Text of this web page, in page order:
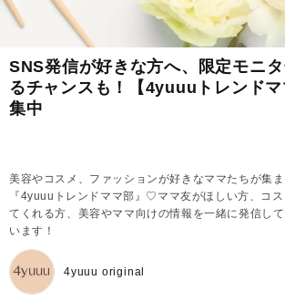
SNS発信が好きな方へ、限定モニ
るチャンスも！【4yuuuトレンド
集中
美容やコスメ、ファッションが好きなママたちが集
『4yuuuトレンドママ部』♡ママ友がほしい方、コ
てくれる方、美容やママ向けの情報を一緒に発信し
います！
4yuuu original